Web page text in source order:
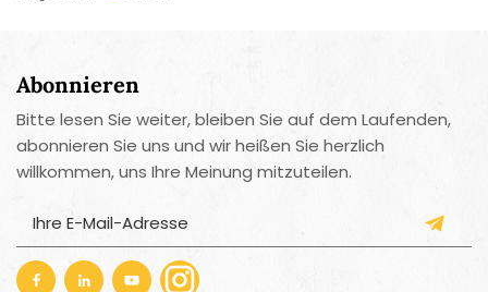
Abonnieren
Bitte lesen Sie weiter, bleiben Sie auf dem Laufenden,
abonnieren Sie uns und wir heißen Sie herzlich
willkommen, uns Ihre Meinung mitzuteilen.